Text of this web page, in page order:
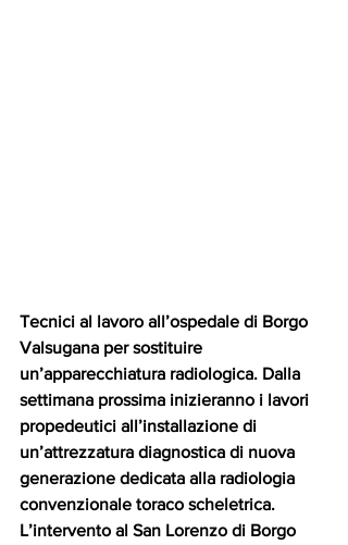
Tecnici al lavoro all’ospedale di Borgo
Valsugana per sostituire
un’apparecchiatura radiologica. Dalla
settimana prossima inizieranno i lavori
propedeutici all’installazione di
un’attrezzatura diagnostica di nuova
generazione dedicata alla radiologia
convenzionale toraco scheletrica.
L’intervento al San Lorenzo di Borgo